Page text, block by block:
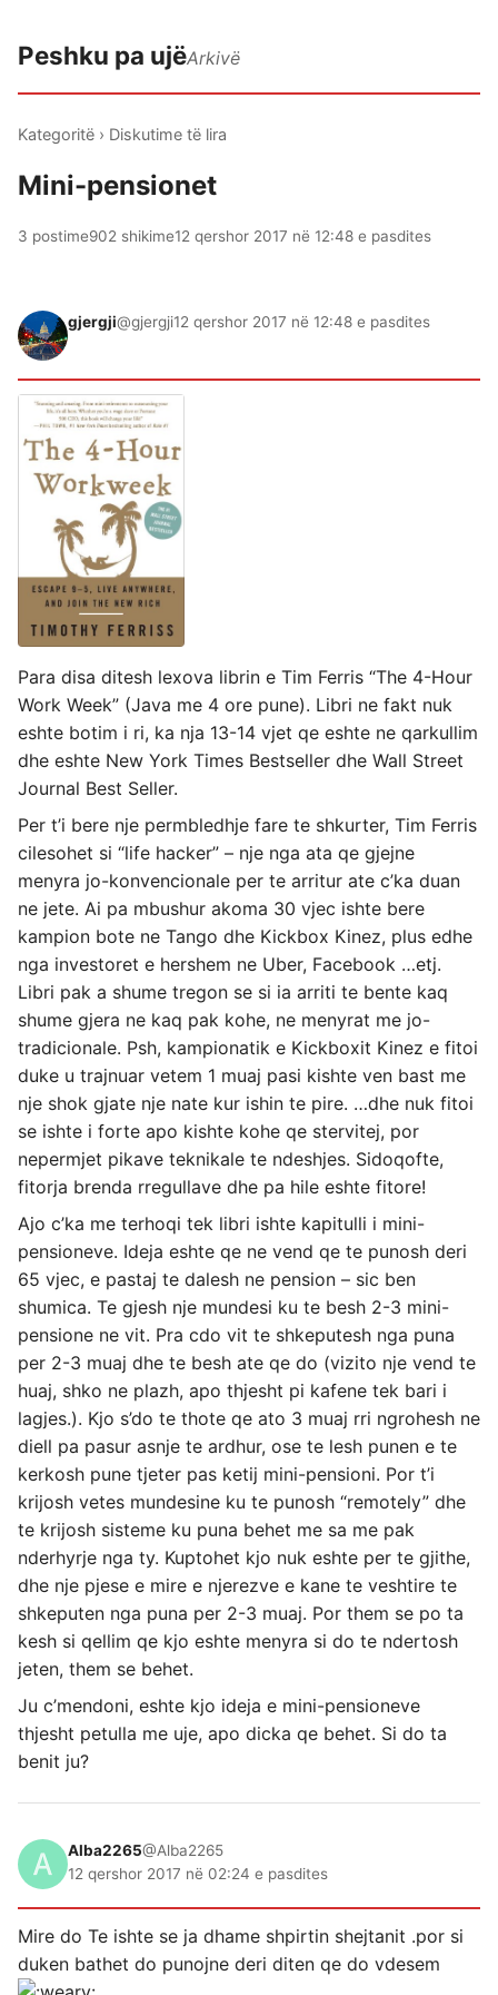
Peshku pa ujëArkivë
Kategoritë › Diskutime të lira
Mini-pensionet
3 postime902 shikime12 qershor 2017 në 12:48 e pasdites
gjergji@gjergji12 qershor 2017 në 12:48 e pasdites
Para disa ditesh lexova librin e Tim Ferris “The 4-Hour
Work Week” (Java me 4 ore pune). Libri ne fakt nuk
eshte botim i ri, ka nja 13-14 vjet qe eshte ne qarkullim
dhe eshte New York Times Bestseller dhe Wall Street
Journal Best Seller.
Per t’i bere nje permbledhje fare te shkurter, Tim Ferris
cilesohet si “life hacker” – nje nga ata qe gjejne
menyra jo-konvencionale per te arritur ate c’ka duan
ne jete. Ai pa mbushur akoma 30 vjec ishte bere
kampion bote ne Tango dhe Kickbox Kinez, plus edhe
nga investoret e hershem ne Uber, Facebook …etj.
Libri pak a shume tregon se si ia arriti te bente kaq
shume gjera ne kaq pak kohe, ne menyrat me jo-
tradicionale. Psh, kampionatik e Kickboxit Kinez e fitoi
duke u trajnuar vetem 1 muaj pasi kishte ven bast me
nje shok gjate nje nate kur ishin te pire. …dhe nuk fitoi
se ishte i forte apo kishte kohe qe stervitej, por
nepermjet pikave teknikale te ndeshjes. Sidoqofte,
fitorja brenda rregullave dhe pa hile eshte fitore!
Ajo c’ka me terhoqi tek libri ishte kapitulli i mini-
pensioneve. Ideja eshte qe ne vend qe te punosh deri
65 vjec, e pastaj te dalesh ne pension – sic ben
shumica. Te gjesh nje mundesi ku te besh 2-3 mini-
pensione ne vit. Pra cdo vit te shkeputesh nga puna
per 2-3 muaj dhe te besh ate qe do (vizito nje vend te
huaj, shko ne plazh, apo thjesht pi kafene tek bari i
lagjes.). Kjo s’do te thote qe ato 3 muaj rri ngrohesh ne
diell pa pasur asnje te ardhur, ose te lesh punen e te
kerkosh pune tjeter pas ketij mini-pensioni. Por t’i
krijosh vetes mundesine ku te punosh “remotely” dhe
te krijosh sisteme ku puna behet me sa me pak
nderhyrje nga ty. Kuptohet kjo nuk eshte per te gjithe,
dhe nje pjese e mire e njerezve e kane te veshtire te
shkeputen nga puna per 2-3 muaj. Por them se po ta
kesh si qellim qe kjo eshte menyra si do te ndertosh
jeten, them se behet.
Ju c’mendoni, eshte kjo ideja e mini-pensioneve
thjesht petulla me uje, apo dicka qe behet. Si do ta
benit ju?
Alba2265@Alba2265
12 qershor 2017 në 02:24 e pasdites
Mire do Te ishte se ja dhame shpirtin shejtanit .por si
duken bathet do punojne deri diten qe do vdesem